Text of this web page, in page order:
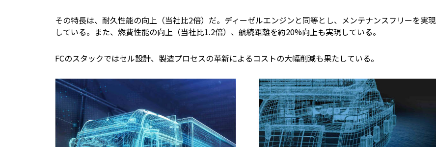
その特長は、耐久性能の向上（当社比2倍）だ。ディーゼルエンジンと同等とし、メンテナンスフリーを実現
している。また、燃費性能の向上（当社比1.2倍）、航続距離を約20%向上も実現している。
FCのスタックではセル設計、製造プロセスの革新によるコストの大幅削減も果たしている。